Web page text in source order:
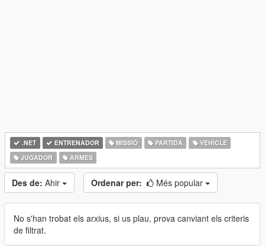
.NET ENTRENADOR MISSIÓ PARTIDA
VEHICLE
JUGADOR
ARMES
Des de: Ahir Ordenar per: Més popular
No s'han trobat els arxius, si us plau, prova canviant els criteris
de filtrat.